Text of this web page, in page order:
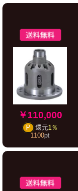
￥110,000
P 還元1％
1100pt